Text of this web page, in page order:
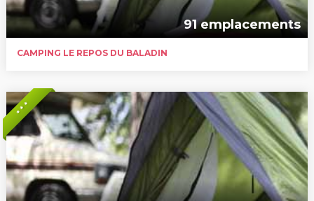
91 emplacements
CAMPING LE REPOS DU BALADIN
* * *